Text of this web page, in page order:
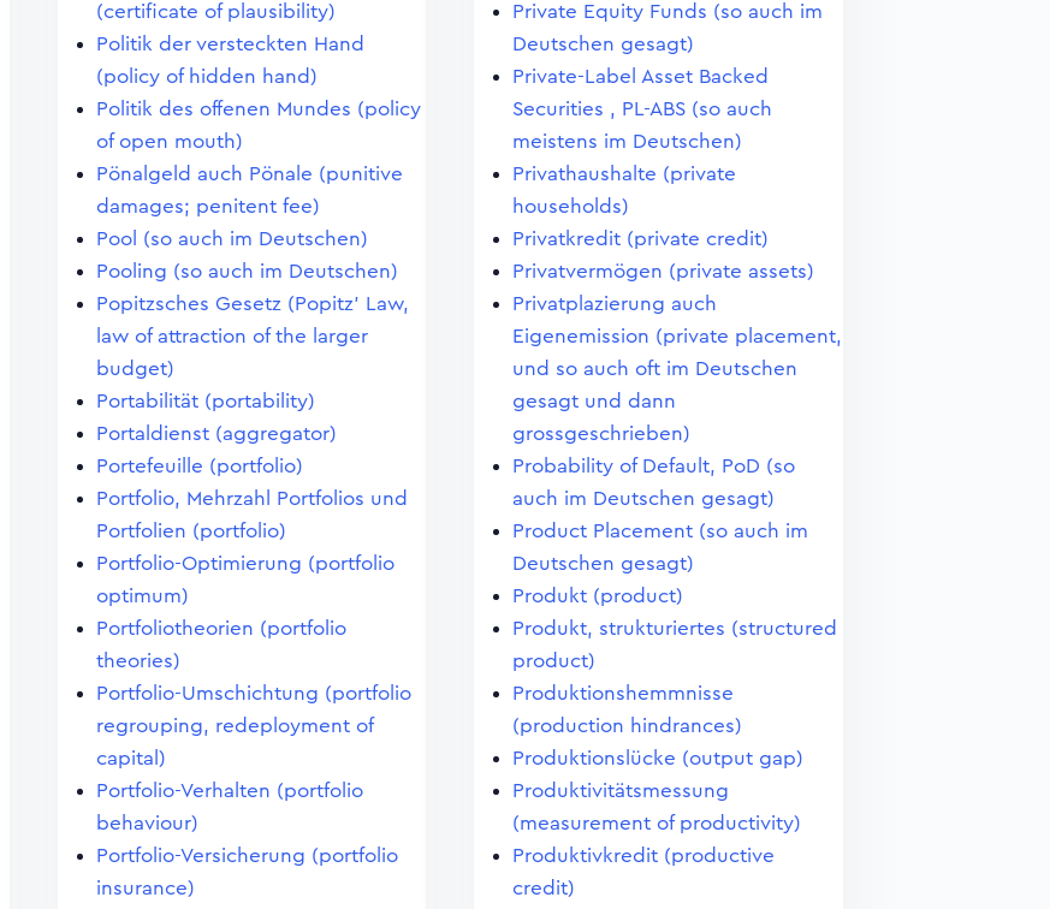
(certificate of plausibility)
Politik der versteckten Hand
(policy of hidden hand)
Politik des offenen Mundes (policy
of open mouth)
Pönalgeld auch Pönale (punitive
damages; penitent fee)
Pool (so auch im Deutschen)
Pooling (so auch im Deutschen)
Popitzsches Gesetz (Popitz' Law,
law of attraction of the larger
budget)
Portabilität (portability)
Portaldienst (aggregator)
Portefeuille (portfolio)
Portfolio, Mehrzahl Portfolios und
Portfolien (portfolio)
Portfolio-Optimierung (portfolio
optimum)
Portfoliotheorien (portfolio
theories)
Portfolio-Umschichtung (portfolio
regrouping, redeployment of
capital)
Portfolio-Verhalten (portfolio
behaviour)
Portfolio-Versicherung (portfolio
insurance)
Private Equity Funds (so auch im
Deutschen gesagt)
Private-Label Asset Backed
Securities , PL-ABS (so auch
meistens im Deutschen)
Privathaushalte (private
households)
Privatkredit (private credit)
Privatvermögen (private assets)
Privatplazierung auch
Eigenemission (private placement,
und so auch oft im Deutschen
gesagt und dann
grossgeschrieben)
Probability of Default, PoD (so
auch im Deutschen gesagt)
Product Placement (so auch im
Deutschen gesagt)
Produkt (product)
Produkt, strukturiertes (structured
product)
Produktionshemmnisse
(production hindrances)
Produktionslücke (output gap)
Produktivitätsmessung
(measurement of productivity)
Produktivkredit (productive
credit)